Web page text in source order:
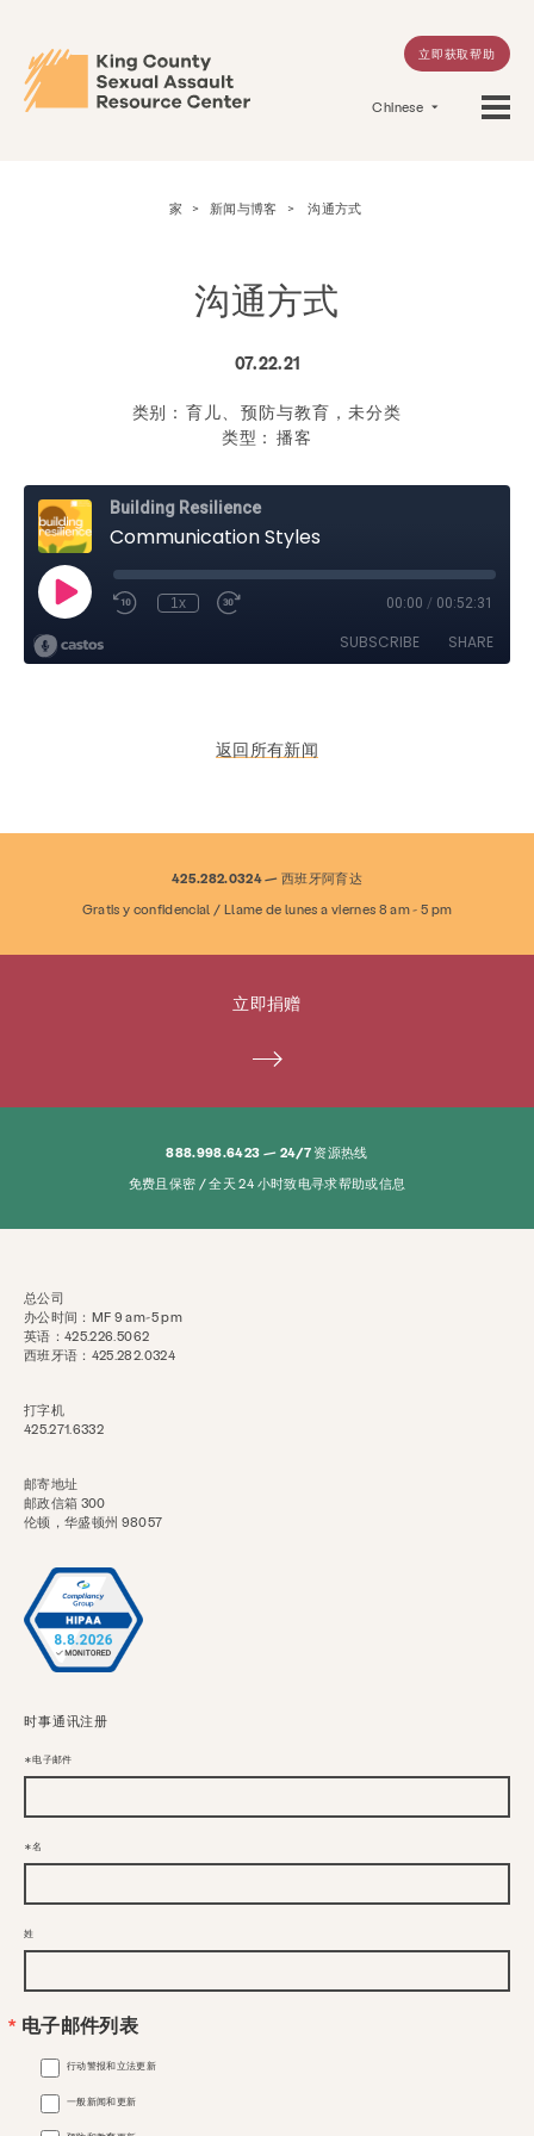
立即获取帮助
Chinese
预防与教育 资源
参与其中
家 > 新闻与博客 > 沟通方式
沟通方式
07.22.21
类别：育儿、预防与教育，未分类
类型： 播客
返回所有新闻
425.282.0324 — 西班牙阿育达
Gratis y confidencial / Llame de lunes a viernes 8 am - 5 pm
立即捐赠
888.998.6423 — 24/7 资源热线
免费且保密 / 全天 24 小时致电寻求帮助或信息
总公司
办公时间：MF 9 am-5 pm
英语：425.226.5062
西班牙语：425.282.0324
打字机
425.271.6332
邮寄地址
邮政信箱 300
伦顿，华盛顿州 98057
时事通讯注册
电子邮件
名
姓
电子邮件列表
行动警报和立法更新
一般新闻和更新